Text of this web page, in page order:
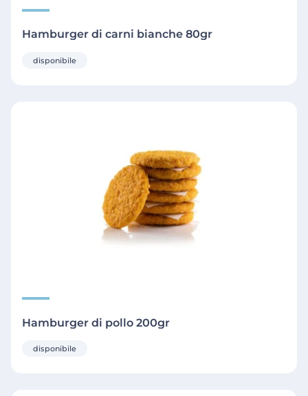
Hamburger di carni bianche 80gr
disponibile
Hamburger di pollo 200gr
disponibile